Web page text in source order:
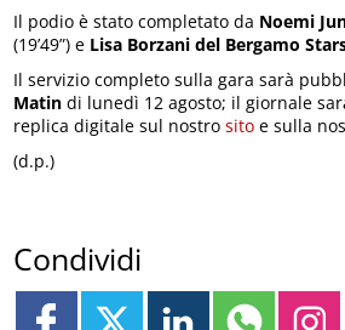
Il podio è stato completato da Noemi
(19’49”) e Lisa Borzani del Bergamo
Il servizio completo sulla gara sarà
Matin di lunedì 12 agosto; il giornale
replica digitale sul nostrosito e sulla
(d.p.)
Condividi